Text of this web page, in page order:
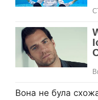
Вона не була